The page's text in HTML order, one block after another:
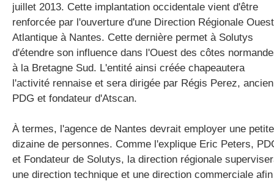
juillet 2013. Cette implantation occidentale vient d'être
renforcée par l'ouverture d'une Direction Régionale Ouest
Atlantique à Nantes. Cette dernière permet à Solutys
d'étendre son influence dans l'Ouest des côtes
à la Bretagne Sud. L'entité ainsi créée chapeautera
l'activité rennaise et sera dirigée par Régis Perez, ancien
PDG et fondateur d'Atscan.
À termes, l'agence de Nantes devrait employer une petite
dizaine de personnes. Comme l'explique Eric Peters,
et Fondateur de Solutys, la direction régionale
une direction technique et une direction commerciale afin